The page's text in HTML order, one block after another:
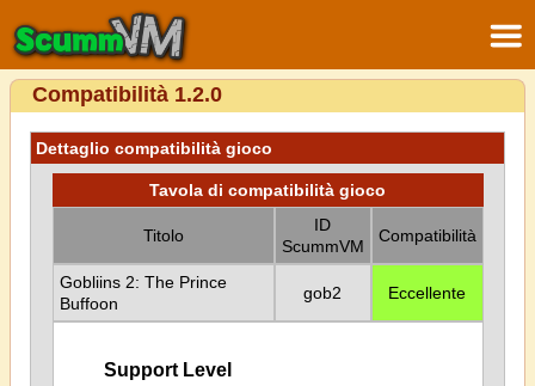
Compatibilità 1.2.0
Dettaglio compatibilità gioco
Tavola di compatibilità gioco
Titolo
ID
ScummVM
Compatibilità
Gobliins 2: The Prince
Buffoon
gob2 Eccellente
Support Level